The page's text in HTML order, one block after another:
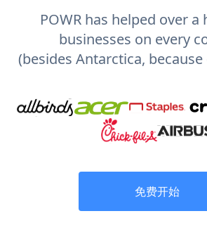
POWR has helped over
businesses on every
(besides Antarctica,
免费开始